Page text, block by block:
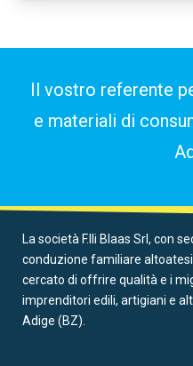
Il vostro referente
e materiali di
La società F.lli Blaas Srl, con
conduzione familiare
cercato di offrire qualità e i
imprenditori edili, artigiani e
Adige (BZ).